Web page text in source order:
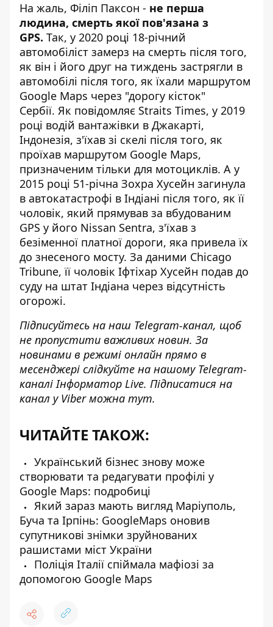
На жаль, Філіп Паксон - не перша
людина, смерть якої пов'язана з
GPS. Так, у 2020 році 18-річний
автомобіліст замерз на смерть після того,
як він і його друг на тиждень застрягли в
автомобілі після того, як їхали маршрутом
Google Maps через "дорогу кісток"
Сербії. Як повідомляє Straits Times, у 2019
році водій вантажівки в Джакарті,
Індонезія, з'їхав зі скелі після того, як
проїхав маршрутом Google Maps,
призначеним тільки для мотоциклів. А у
2015 році 51-річна Зохра Хусейн загинула
в автокатастрофі в Індіані після того, як її
чоловік, який прямував за вбудованим
GPS у його Nissan Sentra, з'їхав з
безіменної платної дороги, яка привела їх
до знесеного мосту. За даними Chicago
Tribune, її чоловік Іфтіхар Хусейн подав до
суду на штат Індіана через відсутність
огорожі.
Підписуйтесь на наш Telegram-канал, щоб
не пропустити важливих новин. За
новинами в режимі онлайн прямо в
месенджері слідкуйте на нашому Telegram-
каналіІнформатор Live. Підписатися на
канал у Viber можна тут.
ЧИТАЙТЕ ТАКОЖ:
Український бізнес знову може
створювати та редагувати профілі у
Google Maps: подробиці
Який зараз мають вигляд Маріуполь,
Буча та Ірпінь: GoogleMaps оновив
супутникові знімки зруйнованих
рашистами міст України
Поліція Італії спіймала мафіозі за
допомогою Google Maps